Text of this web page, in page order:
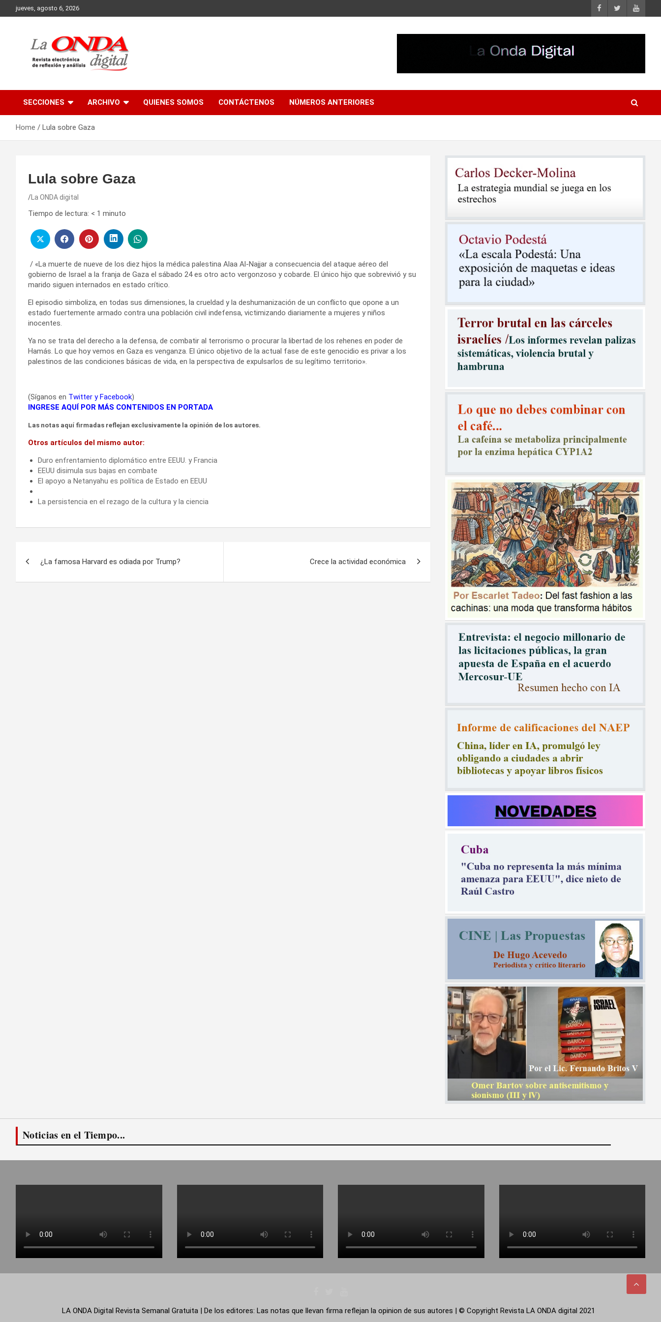
to
jueves, agosto 6, 2026
SECCIONES ARCHIVO QUIENES SOMOS CONTÁCTENOS NÚMEROS ANTERIORES
Home Lula sobre Gaza
Lula sobre Gaza
La ONDA digital
Tiempo de lectura: < 1 minuto
/ «La muerte de nueve de los diez hijos la médica palestina Alaa Al-Najjar a consecuencia del ataque aéreo del
gobierno de Israel a la franja de Gaza el sábado 24 es otro acto vergonzoso y cobarde. El único hijo que sobrevivió y su
marido siguen internados en estado crítico.
El episodio simboliza, en todas sus dimensiones, la crueldad y la deshumanización de un conflicto que opone a un
estado fuertemente armado contra una población civil indefensa, victimizando diariamente a mujeres y niños
inocentes.
Ya no se trata del derecho a la defensa, de combatir al terrorismo o procurar la libertad de los rehenes en poder de
Hamás. Lo que hoy vemos en Gaza es venganza. El único objetivo de la actual fase de este genocidio es privar a los
palestinos de las condiciones básicas de vida, en la perspectiva de expulsarlos de su legítimo territorio».
(Síganos en Twitter yFacebook)
INGRESE AQUÍ POR MÁS CONTENIDOS EN PORTADA
Las notas aquí firmadas reflejan exclusivamente la opinión de los autores.
Otros artículos del mismo autor:
Duro enfrentamiento diplomático entre EEUU. y Francia
EEUU disimula sus bajas en combate
El apoyo a Netanyahu es política de Estado en EEUU
La persistencia en el rezago de la cultura y la ciencia
¿La famosa Harvard es odiada por Trump? Crece la actividad económica
Noticias en el Tiempo...
LA ONDA Digital Revista Semanal Gratuita | De los editores: Las notas que llevan firma reflejan la opinion de sus autores | © Copyright Revista LA ONDA digital 2021